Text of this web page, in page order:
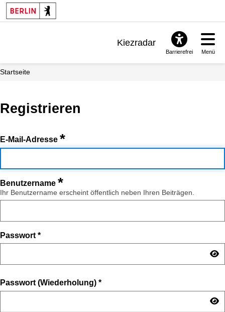
Kiezradar
Barrierefrei Menü
Startseite
Registrieren
E-Mail-Adresse *
Benutzername *
Ihr Benutzername erscheint öffentlich neben Ihren Beiträgen.
Passwort *
Passwort (Wiederholung) *